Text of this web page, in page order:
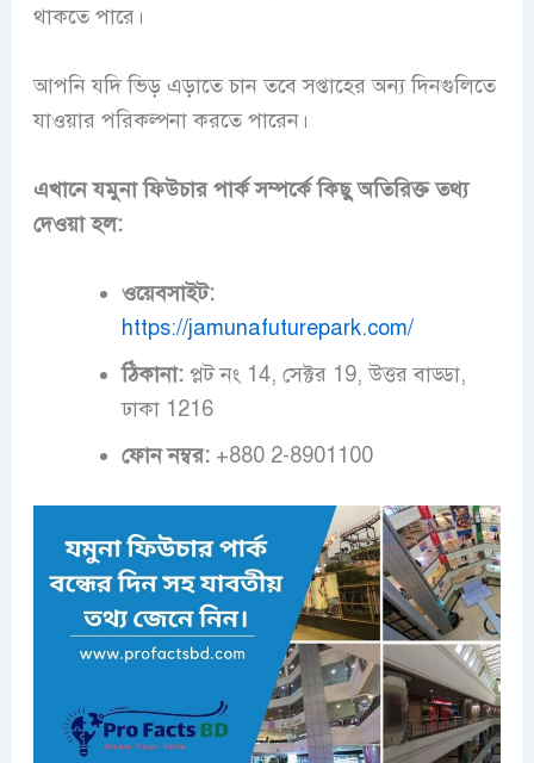
থাকতে পারে।
আপনি যদি ভিড় এড়াতে চান তবে সপ্তাহের অন্য দিনগুলিতে
যাওয়ার পরিকল্পনা করতে পারেন।
এখানে যমুনা ফিউচার পার্ক সম্পর্কে কিছু অতিরিক্ত তথ্য
দেওয়া হল:
ওয়েবসাইট:
https://jamunafuturepark.com/
ঠিকানা:প্লট নং 14, সেক্টর 19, উত্তর বাড্ডা,
ঢাকা 1216
ফোন নম্বর:+880 2-8901100